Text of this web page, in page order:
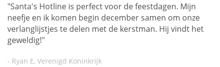
"Santa's Hotline is perfect voor de feestdagen. Mijn
neefje en ik komen begin december samen om onze
verlanglijstjes te delen met de kerstman. Hij vindt het
geweldig!"
- Ryan E, Verenigd Koninkrijk